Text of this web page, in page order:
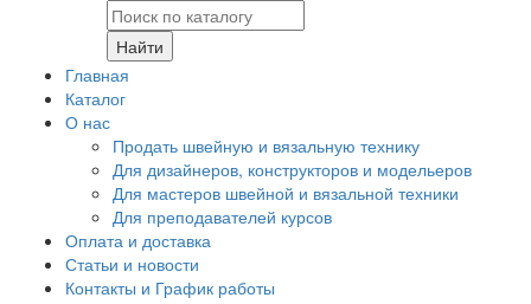
Найти
Главная
Каталог
О нас
Продать швейную и вязальную технику
Для дизайнеров, конструкторов и модельеров
Для мастеров швейной и вязальной техники
Для преподавателей курсов
Оплата и доставка
Статьи и новости
Контакты и График работы